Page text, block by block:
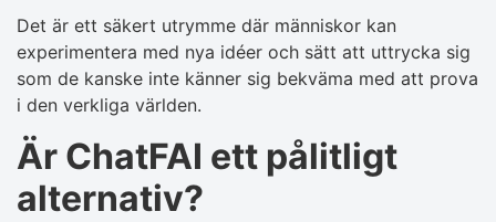
Det är ett säkert utrymme där människor kan
experimentera med nya idéer och sätt att uttrycka sig
som de kanske inte känner sig bekväma med att prova
i den verkliga världen.
Är ChatFAI ett pålitligt
alternativ?